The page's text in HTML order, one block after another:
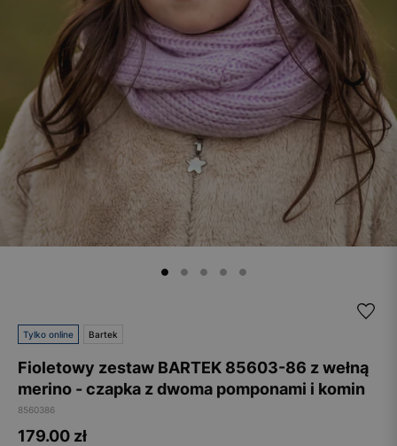
Tylko online Bartek
Fioletowy zestaw BARTEK 85603-86 z wełną
merino - czapka z dwoma pomponami i komin
8560386
179.00 zł